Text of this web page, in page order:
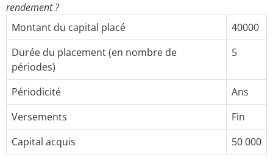
rendement ?
Montant du capital placé
40000
Durée du placement (en nombre de
périodes)
5
Périodicité
Ans
Versements
Fin
Capital acquis
50 000